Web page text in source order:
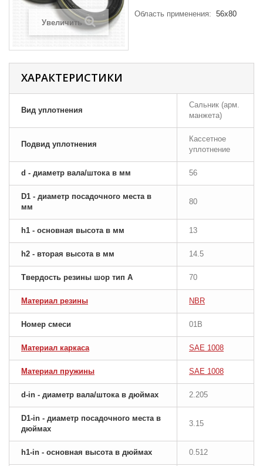
Увеличить
Область применения: 56x80
ХАРАКТЕРИСТИКИ
Вид уплотнения
Сальник (арм.
манжета)
Подвид уплотнения
Кассетное
уплотнение
d - диаметр вала/штока в мм 56
D1 - диаметр посадочного места в
мм
80
h1 - основная высота в мм 13
h2 - вторая высота в мм 14.5
Твердость резины шор тип A 70
Материал резины NBR
Номер смеси 01B
Материал каркаса SAE 1008
Материал пружины SAE 1008
d-in - диаметр вала/штока в дюймах 2.205
D1-in - диаметр посадочного места в
дюймах
3.15
h1-in - основная высота в дюймах 0.512